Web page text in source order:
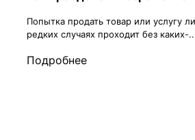
Попытка продать товар или услугу
редких случаях проходит без каких-
Подробнее